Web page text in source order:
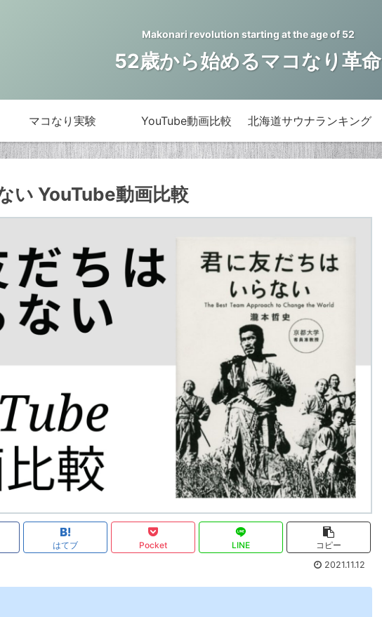
Makonari revolution starting at the age of 52
52歳から始めるマコなり革命
マコなり実験 YouTube動画比較 北海道サウナランキング
い YouTube動画比較
はてブ Pocket LINE
コピー
2021.11.12